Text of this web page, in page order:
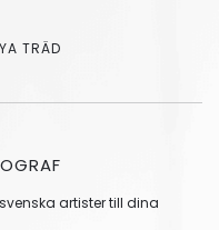
TRÄD
artister till dina